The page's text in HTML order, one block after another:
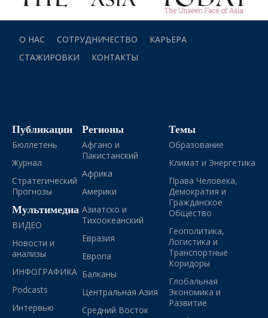
О НАС СОТРУДНИЧЕСТВО
КАРЬЕРА
СТАЖИРОВКИ
КОНТАКТЫ
Публикации
Бюллетень
Журнал
Стратегический
Прогнозы
Мультимедиа
ВИДЕО
Новости и
анализы
ИНФОГРАФИКА
Podcasts
Интервью
Регионы
Афгано и
Пакистанский
Африка
Америки
Азиатско и
Тихоокеанский
Евразия
Европа
Балканы
Центральная Азия
Средний Восток
Темы
Образование
Климат и Энергетика
Права Человека,
Демократия и
Гражданское
Общество
Геополитика,
Логистика и
Транспортные
Коридоры
Глобальная
Экономика и
Развитие